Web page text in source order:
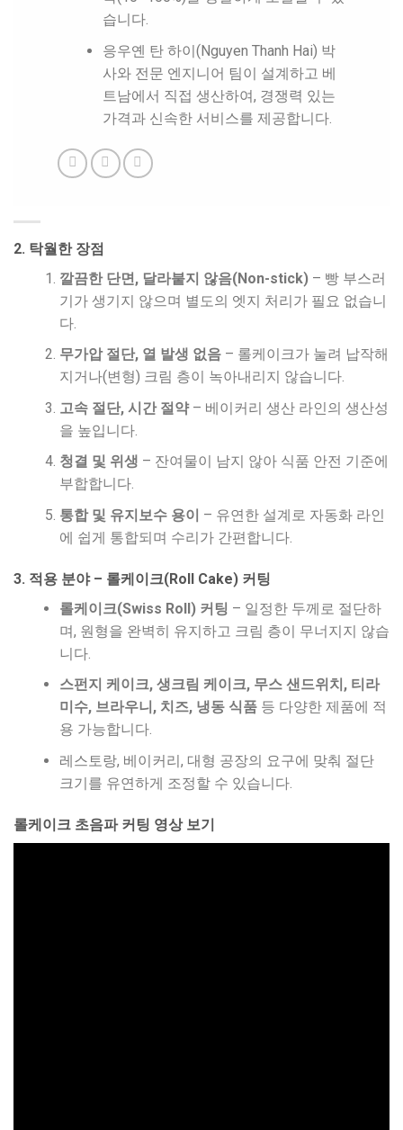
습니다.
응우옌 탄 하이(Nguyen Thanh Hai) 박
사와 전문 엔지니어 팀이 설계하고 베
트남에서 직접 생산하여, 경쟁력 있는
가격과 신속한 서비스를 제공합니다.
2. 탁월한 장점
깔끔한 단면, 달라붙지 않음(Non-stick)– 빵 부스러
기가 생기지 않으며 별도의 엣지 처리가 필요 없습니
다.
무가압 절단, 열 발생 없음– 롤케이크가 눌려 납작해
지거나(변형) 크림 층이 녹아내리지 않습니다.
고속 절단, 시간 절약– 베이커리 생산 라인의 생산성
을 높입니다.
청결 및 위생 – 잔여물이 남지 않아 식품 안전 기준에
부합합니다.
통합 및 유지보수 용이 – 유연한 설계로 자동화 라인
에 쉽게 통합되며 수리가 간편합니다.
3. 적용 분야 – 롤케이크(Roll Cake) 커팅
롤케이크(Swiss Roll) 커팅 – 일정한 두께로 절단하
며, 원형을 완벽히 유지하고 크림 층이 무너지지 않습
니다.
스펀지 케이크, 생크림 케이크, 무스 샌드위치, 티라
미수, 브라우니, 치즈, 냉동 식품등 다양한 제품에 적
용 가능합니다.
레스토랑, 베이커리, 대형 공장의 요구에 맞춰 절단
크기를 유연하게 조정할 수 있습니다.
롤케이크 초음파 커팅 영상 보기